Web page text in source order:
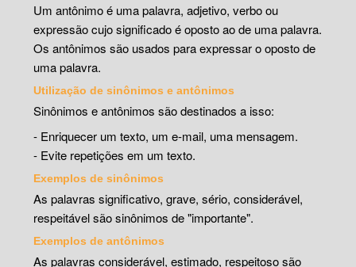
Um antônimo é uma palavra, adjetivo, verbo ou
expressão cujo significado é oposto ao de uma palavra.
Os antônimos são usados para expressar o oposto de
uma palavra.
Utilização de sinônimos e antônimos
Sinônimos e antônimos são destinados a isso:
- Enriquecer um texto, um e-mail, uma mensagem.
- Evite repetições em um texto.
Exemplos de sinônimos
As palavras significativo, grave, sério, considerável,
respeitável são sinônimos de "importante".
Exemplos de antônimos
As palavras considerável, estimado, respeitoso são